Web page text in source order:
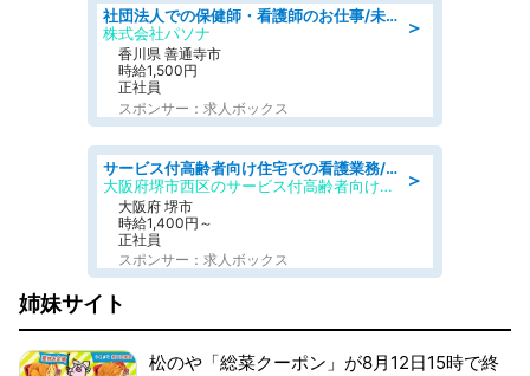
＞
社団法人での保健師・看護師のお仕事/未経験OK/要資格:普通免許、保健師、正看護師
株式会社パソナ
香川県 善通寺市
時給1,500円
正社員
スポンサー：求人ボックス
＞
サービス付高齢者向け住宅での看護業務/正看護師/准看護師
大阪府堺市西区のサービス付高齢者向け住宅
大阪府 堺市
時給1,400円～
正社員
スポンサー：求人ボックス
姉妹サイト
松のや「総菜クーポン」が8月12日15時で終